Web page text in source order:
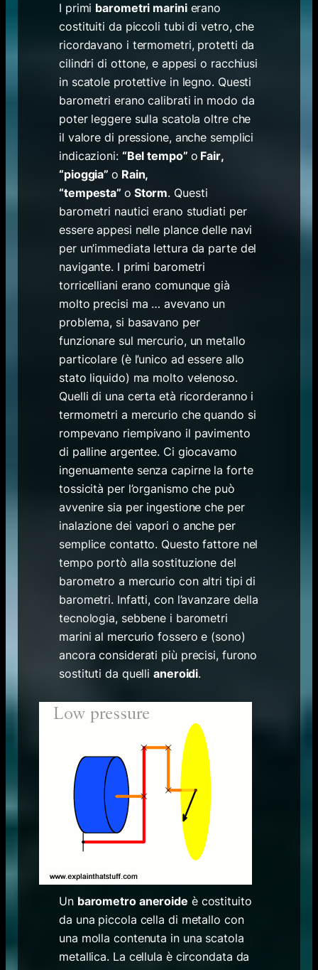
I primi barometri marini erano
costituiti da piccoli tubi di vetro, che
ricordavano i termometri, protetti da
cilindri di ottone, e appesi o racchiusi
in scatole protettive in legno. Questi
barometri erano calibrati in modo da
poter leggere sulla scatola oltre che
il valore di pressione, anche semplici
indicazioni: “Bel tempo” o Fair,
“pioggia”o Rain,
“tempesta” o Storm. Questi
barometri nautici erano studiati per
essere appesi nelle plance delle navi
per un’immediata lettura da parte del
navigante. I primi barometri
torricelliani erano comunque già
molto precisi ma … avevano un
problema, si basavano per
funzionare sul mercurio, un metallo
particolare (è l’unico ad essere allo
stato liquido) ma molto velenoso.
Quelli di una certa età ricorderanno i
termometri a mercurio che quando si
rompevano riempivano il pavimento
di palline argentee. Ci giocavamo
ingenuamente senza capirne la forte
tossicità per l’organismo che può
avvenire sia per ingestione che per
inalazione dei vapori o anche per
semplice contatto. Questo fattore nel
tempo portò alla sostituzione del
barometro a mercurio con altri tipi di
barometri. Infatti, con l’avanzare della
tecnologia, sebbene i barometri
marini al mercurio fossero e (sono)
ancora considerati più precisi, furono
sostituti da quelli aneroidi.
Un barometro aneroide è costituito
da una piccola cella di metallo con
una molla contenuta in una scatola
metallica. La cellula è circondata da